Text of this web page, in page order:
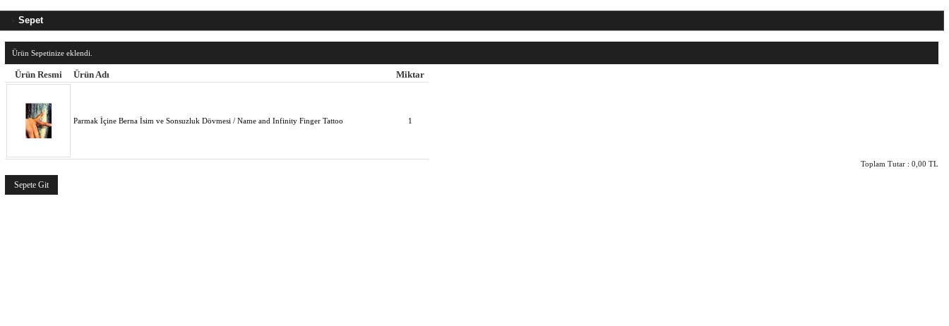
Sepet
Ürün Sepetinize eklendi.
Ürün Resmi Ürün Adı Miktar
Parmak İçine Berna İsim ve Sonsuzluk Dövmesi / Name and Infinity Finger Tattoo 1
Toplam Tutar : 0,00 TL
Sepete Git